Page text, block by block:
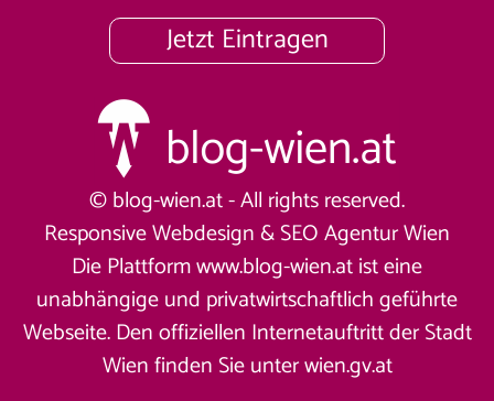
Jetzt Eintragen
© blog-wien.at - All rights reserved.
Responsive Webdesign &SEO Agentur Wien
Die Plattform www.blog-wien.at ist eine
unabhängige und privatwirtschaftlich geführte
Webseite. Den offiziellen Internetauftritt der Stadt
Wien finden Sie unterwien.gv.at